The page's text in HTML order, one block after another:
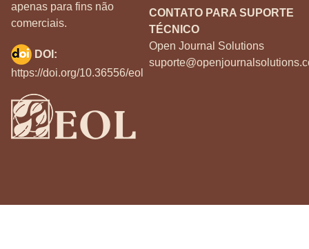
apenas para fins não
comerciais.
CONTATO PARA SUPORTE
TÉCNICO
Open Journal Solutions
DOI:
https://doi.org/10.36556/eol